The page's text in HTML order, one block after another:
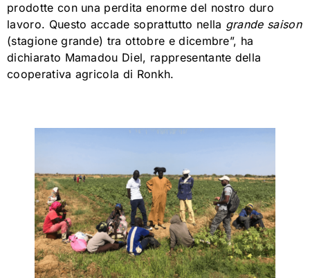
prodotte con una perdita enorme del nostro duro
lavoro. Questo accade soprattutto nella grande saison
(stagione grande) tra ottobre e dicembre”, ha
dichiarato Mamadou Diel, rappresentante della
cooperativa agricola di Ronkh.